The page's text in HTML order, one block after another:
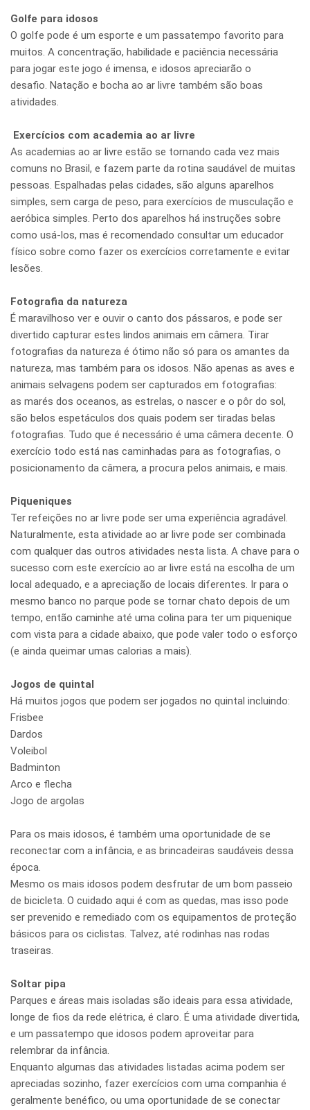
Golfe para idosos
O golfe pode é um esporte e um passatempo favorito para
muitos. A concentração, habilidade e paciência necessária
para jogar este jogo é imensa, e idosos apreciarão o
desafio. Natação e bocha ao ar livre também são boas
atividades.
Exercícios com academia ao ar livre
As academias ao ar livre estão se tornando cada vez mais
comuns no Brasil, e fazem parte da rotina saudável de muitas
pessoas. Espalhadas pelas cidades, são alguns aparelhos
simples, sem carga de peso, para exercícios de musculação e
aeróbica simples. Perto dos aparelhos há instruções sobre
como usá-los, mas é recomendado consultar um educador
físico sobre como fazer os exercícios corretamente e evitar
lesões.
Fotografia da natureza
É maravilhoso ver e ouvir o canto dos pássaros, e pode ser
divertido capturar estes lindos animais em câmera. Tirar
fotografias da natureza é ótimo não só para os amantes da
natureza, mas também para os idosos. Não apenas as aves e
animais selvagens podem ser capturados em fotografias:
as marés dos oceanos, as estrelas, o nascer e o pôr do sol,
são belos espetáculos dos quais podem ser tiradas belas
fotografias. Tudo que é necessário é uma câmera decente. O
exercício todo está nas caminhadas para as fotografias, o
posicionamento da câmera, a procura pelos animais, e mais.
Piqueniques
Ter refeições no ar livre pode ser uma experiência agradável.
Naturalmente, esta atividade ao ar livre pode ser combinada
com qualquer das outros atividades nesta lista. A chave para o
sucesso com este exercício ao ar livre está na escolha de um
local adequado, e a apreciação de locais diferentes. Ir para o
mesmo banco no parque pode se tornar chato depois de um
tempo, então caminhe até uma colina para ter um piquenique
com vista para a cidade abaixo, que pode valer todo o esforço
(e ainda queimar umas calorias a mais).
Jogos de quintal
Há muitos jogos que podem ser jogados no quintal incluindo:
Frisbee
Dardos
Voleibol
Badminton
Arco e flecha
Jogo de argolas
Para os mais idosos, é também uma oportunidade de se
reconectar com a infância, e as brincadeiras saudáveis dessa
época.
Mesmo os mais idosos podem desfrutar de um bom passeio
de bicicleta. O cuidado aqui é com as quedas, mas isso pode
ser prevenido e remediado com os equipamentos de proteção
básicos para os ciclistas. Talvez, até rodinhas nas rodas
traseiras.
Soltar pipa
Parques e áreas mais isoladas são ideais para essa atividade,
longe de fios da rede elétrica, é claro. É uma atividade divertida,
e um passatempo que idosos podem aproveitar para
relembrar da infância.
Enquanto algumas das atividades listadas acima podem ser
apreciadas sozinho, fazer exercícios com uma companhia é
geralmente benéfico, ou uma oportunidade de se conectar